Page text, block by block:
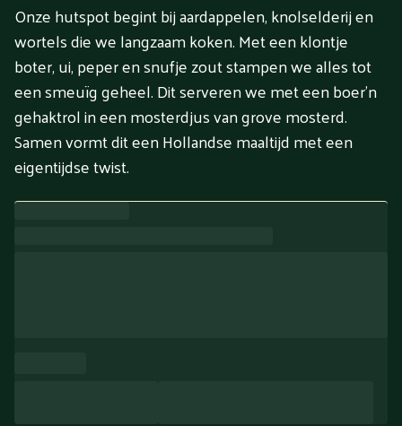
Onze hutspot begint bij aardappelen, knolselderij en
wortels die we langzaam koken. Met een klontje
boter, ui, peper en snufje zout stampen we alles tot
een smeuïg geheel. Dit serveren we met een boer'n
gehaktrol in een mosterdjus van grove mosterd.
Samen vormt dit een Hollandse maaltijd met een
eigentijdse twist.